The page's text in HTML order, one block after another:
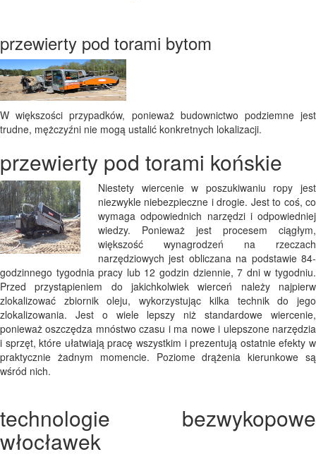
przewierty pod torami bytom
W większości przypadków, ponieważ budownictwo podziemne jest
trudne, mężczyźni nie mogą ustalić konkretnych lokalizacji.
przewierty pod torami końskie
Niestety wiercenie w poszukiwaniu ropy jest
niezwykle niebezpieczne i drogie. Jest to coś, co
wymaga odpowiednich narzędzi i odpowiedniej
wiedzy. Ponieważ jest procesem ciągłym,
większość wynagrodzeń na rzeczach
narzędziowych jest obliczana na podstawie 84-
godzinnego tygodnia pracy lub 12 godzin dziennie, 7 dni w tygodniu.
Przed przystąpieniem do jakichkolwiek wierceń należy najpierw
zlokalizować zbiornik oleju, wykorzystując kilka technik do jego
zlokalizowania. Jest o wiele lepszy niż standardowe wiercenie,
ponieważ oszczędza mnóstwo czasu i ma nowe i ulepszone narzędzia
i sprzęt, które ułatwiają pracę wszystkim i prezentują ostatnie efekty w
praktycznie żadnym momencie. Poziome drążenia kierunkowe są
wśród nich.
technologie bezwykopowe
włocławek